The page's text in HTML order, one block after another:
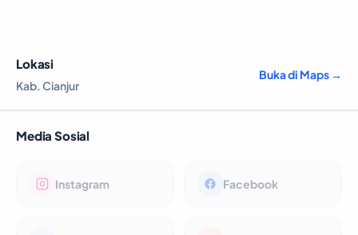
Lokasi
Kab. Cianjur
Buka di Maps →
Media Sosial
Instagram Facebook